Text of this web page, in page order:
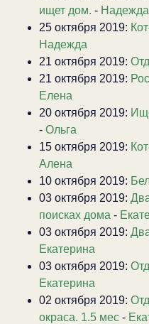
ищет дом. - Надежда
25 октября 2019:
Надежда
21 октября 2019:
21 октября 2019:
Елена
20 октября 2019:
- Ольга
15 октября 2019:
Алена
10 октября 2019:
03 октября 2019:
поисках дома -
03 октября 2019:
Екатерина
03 октября 2019:
Екатерина
02 октября 2019:
окраса. 1.5 мес -